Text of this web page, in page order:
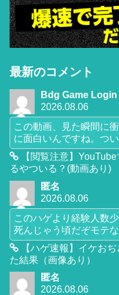
最新のコメント
Bdg Game Login
2026.08.06
この動画、見た瞬間に
に面白いんですね。つ
【閲覧注意】
るやついる？(動画あり)
匿名
2026.08.06
このハゲより経験人数
死んじゃう頃だぞモテ
【ハゲ速報】イケお
た結果（画像あり）
匿名
2026.08.06